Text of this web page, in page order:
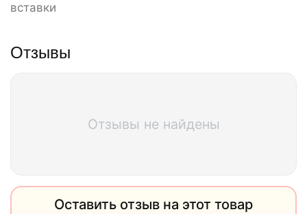
вставки
Отзывы
Отзывы не найдены
Оставить отзыв на этот товар